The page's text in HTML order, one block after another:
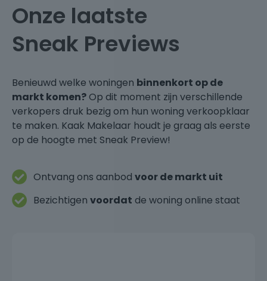
Onze laatste
Sneak Previews
Benieuwd welke woningen binnenkort op de
markt komen?Op dit moment zijn verschillende
verkopers druk bezig om hun woning verkoopklaar
te maken. Kaak Makelaar houdt je graag als eerste
op de hoogte met Sneak Preview!
Ontvang ons aanbod voor de markt uit
Bezichtigen voordat de woning online staat